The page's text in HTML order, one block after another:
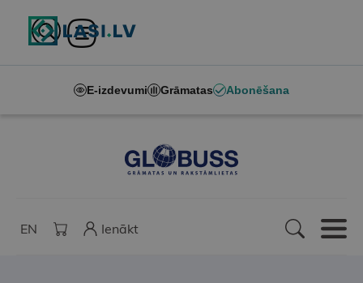
E-izdevumi Grāmatas Abonēšana
EN Ienākt